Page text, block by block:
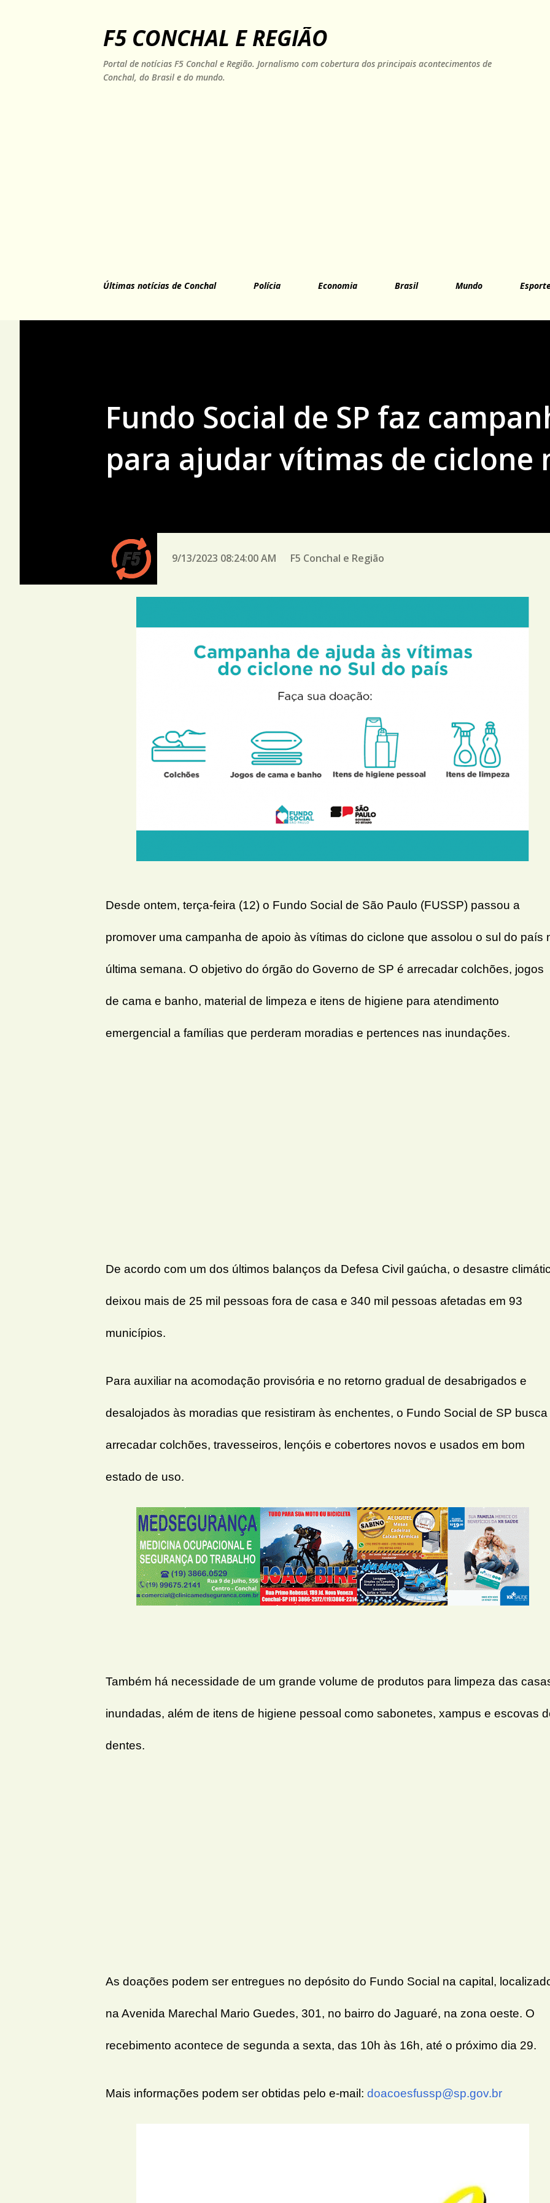
F5 CONCHAL E REGIÃO
Portal de notícias F5 Conchal e Região. Jornalismo com cobertura dos principais acontecimentos de
Conchal, do Brasil e do mundo.
Últimas notícias de Conchal Polícia Economia Brasil Mundo
Fundo Social de SP faz
para ajudar vítimas de ciclone
9/13/2023 08:24:00 AM F5 Conchal e Região
Desde ontem, terça-feira (12) o Fundo Social de São Paulo (FUSSP) passou a
promover uma campanha de apoio às vítimas do ciclone que assolou o sul do país
última semana. O objetivo do órgão do Governo de SP é arrecadar colchões, jogos
de cama e banho, material de limpeza e itens de higiene para atendimento
emergencial a famílias que perderam moradias e pertences nas inundações.
De acordo com um dos últimos balanços da Defesa Civil gaúcha, o desastre
deixou mais de 25 mil pessoas fora de casa e 340 mil pessoas afetadas em 93
municípios.
Para auxiliar na acomodação provisória e no retorno gradual de desabrigados e
desalojados às moradias que resistiram às enchentes, o Fundo Social de SP busca
arrecadar colchões, travesseiros, lençóis e cobertores novos e usados em bom
estado de uso.
Também há necessidade de um grande volume de produtos para limpeza das
inundadas, além de itens de higiene pessoal como sabonetes, xampus e escovas
dentes.
As doações podem ser entregues no depósito do Fundo Social na capital,
na Avenida Marechal Mario Guedes, 301, no bairro do Jaguaré, na zona oeste. O
recebimento acontece de segunda a sexta, das 10h às 16h, até o próximo dia 29.
Mais informações podem ser obtidas pelo e-mail: doacoesfussp@sp.gov.br